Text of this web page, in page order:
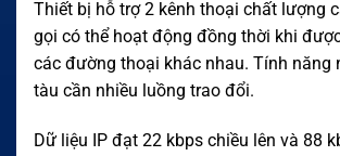
Thiết bị hỗ trợ 2 kênh thoại chất lượng
gọi có thể hoạt động đồng thời khi
các đường thoại khác nhau. Tính năng
tàu cần nhiều luồng trao đổi.
Dữ liệu IP đạt 22 kbps chiều lên và 88